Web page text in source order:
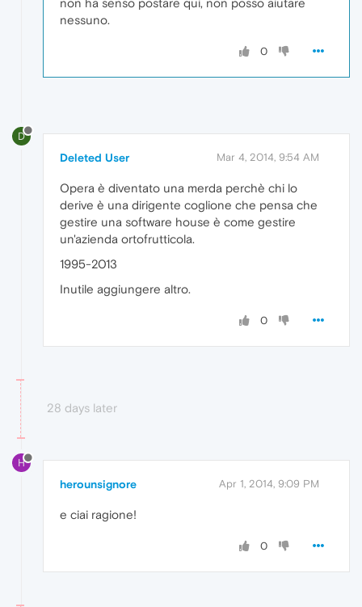
non ha senso postare qui, non posso aiutare
nessuno.
0
D
Deleted User Mar 4, 2014, 9:54 AM
Opera è diventato una merda perchè chi lo
derive è una dirigente coglione che pensa che
gestire una software house è come gestire
un'azienda ortofrutticola.
1995-2013
Inutile aggiungere altro.
0
28 days later
H
herounsignore Apr 1, 2014, 9:09 PM
e ciai ragione!
0